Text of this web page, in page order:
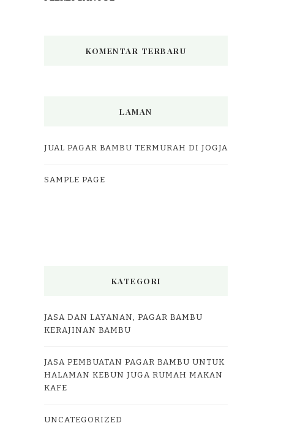
KOMENTAR TERBARU
LAMAN
JUAL PAGAR BAMBU TERMURAH DI JOGJA
SAMPLE PAGE
KATEGORI
JASA DAN LAYANAN, PAGAR BAMBU
KERAJINAN BAMBU
JASA PEMBUATAN PAGAR BAMBU UNTUK
HALAMAN KEBUN JUGA RUMAH MAKAN
KAFE
UNCATEGORIZED